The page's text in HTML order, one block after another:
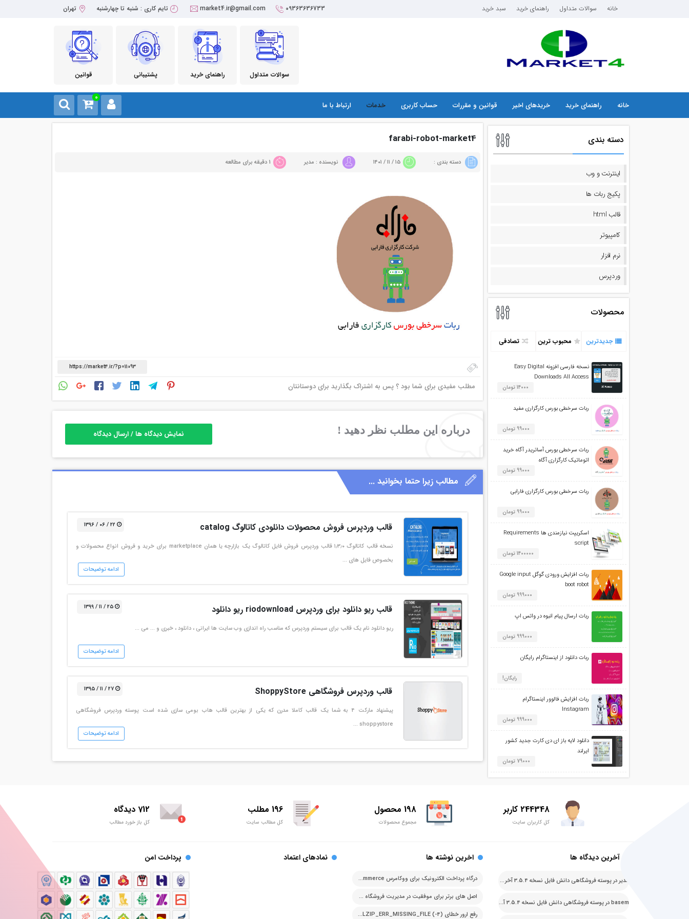
خانه سوالات متداول راهنمای خرید سبد خرید 09363636733
market4.ir@gmail.com تایم کاری : شنبه تا چهارشنبه تهران
قوانین پشتیبانی راهنمای خرید سوالات متداول
خانه راهنمای خرید خریدهای اخیر قوانین و مقررات حساب کاربری خدمات ارتباط با ما
0
دسته بندی
اینترنت و وب
پکیج ربات ها
قالب html
کامپیوتر
نرم افزار
وردپرس
محصولات
جدیدترین محبوب ترین تصادفی
نسخه فارسی افزونه Easy Digital
Downloads All Access
14000 تومان
ربات سرخطی بورس کارگزاری مفید
99000 تومان
ربات سرخطی بورس آساتریدر آگاه خرید
اتوماتیک کارگزاری آگاه
99000 تومان
ربات سرخطی بورس کارگزاری فارابی
99000 تومان
اسکریپت نیازمندی ها Requirements
script
1400000 تومان
ربات افزایش ورودی گوگل Google input
boot robot
999000 تومان
ربات ارسال پیام انبوه در واتس اپ
999000 تومان
ربات دانلود از اینستاگرام رایگان
رایگان!
ربات افزایش فالوور اینستاگرام
Instagram
999000 تومان
دانلود لایه باز ای دی کارت جدید کشور
ایرلند
79000 تومان
farabi-robot-market4
دسته بندی : نویسنده : مدیر
مطلب مفیدی برای شما بود ؟ پس به اشتراک بگذارید برای دوستانتان
درباره این مطلب نظر دهید ! نمایش دیدگاه ها / ارسال دیدگاه
مطالب زیرا حتما بخوانید ...
قالب وردپرس فروش محصولات دانلودی کاتالوگ catalog ۲۲ / ۰۶ / ۱۳۹۶
نسخه قالب کاتالوگ ۱٫۳٫۰ قالب وردپرس فروش فایل کاتالوگ یک بازارچه یا همان marketplace برای خرید و فروش انواع محصولات و
بخصوص فایل های …
ادامه توضیحات
قالب ریو دانلود برای وردپرس riodownload ریو دانلود ۲۵ / ۱۱ / ۱۳۹۹
ریو دانلود نام یک قالب برای سیستم وردپرس که مناسب راه اندازی وب سایت ها ایرانی ، دانلود ، خبری و … می …
ادامه توضیحات
قالب وردپرس فروشگاهی ShoppyStore ۲۷ / ۱۱ / ۱۳۹۵
پیشنهاد مارکت 4 به شما یک قالب کاملا مدرن که یکی از بهترین قالب هاب بومی سازی شده است پوسته وردپرس فروشگاهی
shoppystore …
ادامه توضیحات
244348 کاربر
کل کاربران سایت
198 محصول
مجموع محصولات
196 مطلب
کل مطالب سایت
712 دیدگاه
کل باز خورد مطالب
آخرین دیدگاه ها
مدیردرپوسته فروشگاهی دانش فایل نسخه 3.5.4 آخرین نسخه
basemدرپوسته فروشگاهی دانش فایل نسخه 3.5.4 آخرین نسخه
اخرین نوشته ها
درگاه پرداخت الکترونیک برای ووکامرس woocommerce
اصل های برتر برای موفقیت در مدیریت فروشگاه آنلاین
رفع ارور خطای PCLZIP_ERR_MISSING_FILE (-4)
نمادهای اعتماد پرداخت امن